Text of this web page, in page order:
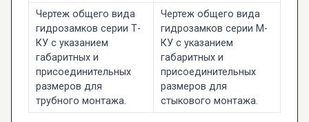
Чертеж общего вида
гидрозамков серии Т-
КУ с указанием
габаритных и
присоединительных
размеров для
трубного монтажа.
Чертеж общего вида
гидрозамков серии М-
КУ с указанием
габаритных и
присоединительных
размеров для
стыкового монтажа.